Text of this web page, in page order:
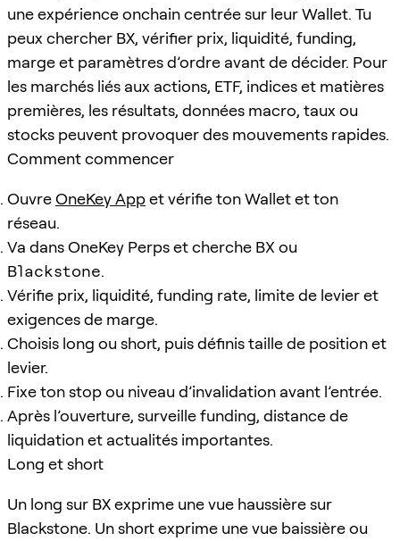
une expérience onchain centrée sur leur Wallet. Tu
peux chercher BX, vérifier prix, liquidité, funding,
marge et paramètres d’ordre avant de décider. Pour
les marchés liés aux actions, ETF, indices et matières
premières, les résultats, données macro, taux ou
stocks peuvent provoquer des mouvements rapides.
Comment commencer
OuvreOneKey Appet vérifie ton Wallet et ton
réseau.
Va dans OneKey Perps et cherche BX ou
Blackstone.
Vérifie prix, liquidité, funding rate, limite de levier et
exigences de marge.
Choisis long ou short, puis définis taille de position et
levier.
Fixe ton stop ou niveau d’invalidation avant l’entrée.
Après l’ouverture, surveille funding, distance de
liquidation et actualités importantes.
Long et short
Un long sur BX exprime une vue haussière sur
Blackstone. Un short exprime une vue baissière ou